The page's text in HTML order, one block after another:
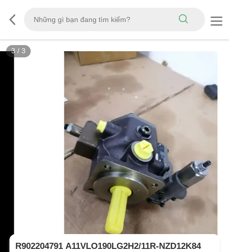
3 / 3
R902204791 A11VLO190LG2H2/11R-NZD12K84